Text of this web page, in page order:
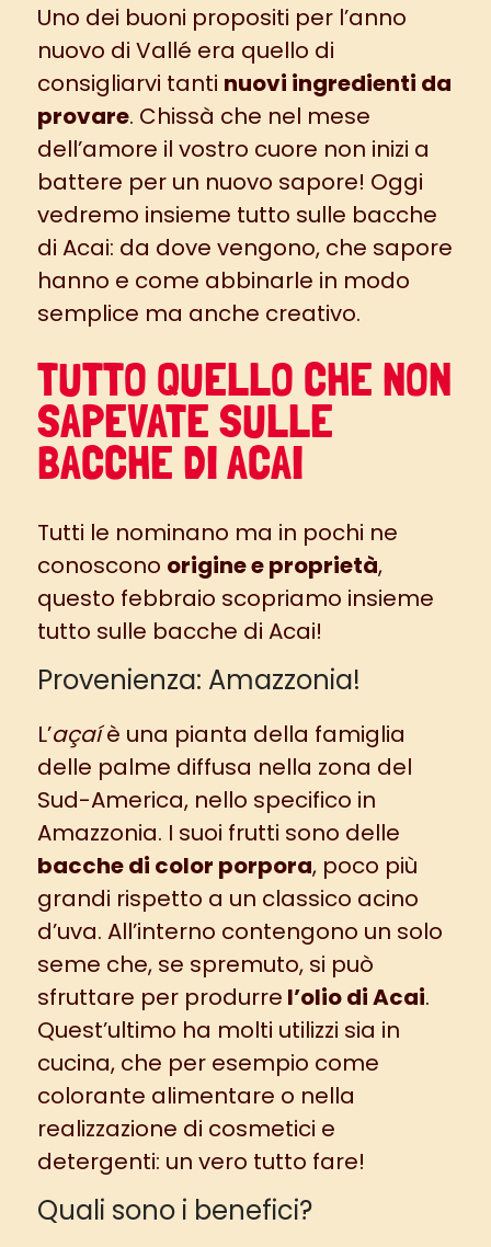
Uno dei buoni propositi per l’anno
nuovo di Vallé era quello di
consigliarvi tanti nuovi ingredienti da
provare. Chissà che nel mese
dell’amore il vostro cuore non inizi a
battere per un nuovo sapore! Oggi
vedremo insieme tutto sulle bacche
di Acai: da dove vengono, che sapore
hanno e come abbinarle in modo
semplice ma anche creativo.
TUTTO QUELLO CHE NON
SAPEVATE SULLE
BACCHE DI ACAI
Tutti le nominano ma in pochi ne
conoscono origine e proprietà,
questo febbraio scopriamo insieme
tutto sulle bacche di Acai!
Provenienza: Amazzonia!
L’açaíè una pianta della famiglia
delle palme diffusa nella zona del
Sud-America, nello specifico in
Amazzonia. I suoi frutti sono delle
bacche di color porpora, poco più
grandi rispetto a un classico acino
d’uva. All’interno contengono un solo
seme che, se spremuto, si può
sfruttare per produrre l’olio di Acai.
Quest’ultimo ha molti utilizzi sia in
cucina, che per esempio come
colorante alimentare o nella
realizzazione di cosmetici e
detergenti: un vero tutto fare!
Quali sono i benefici?